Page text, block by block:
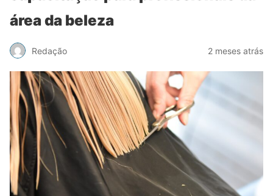
área da beleza
Redação 2 meses atrás